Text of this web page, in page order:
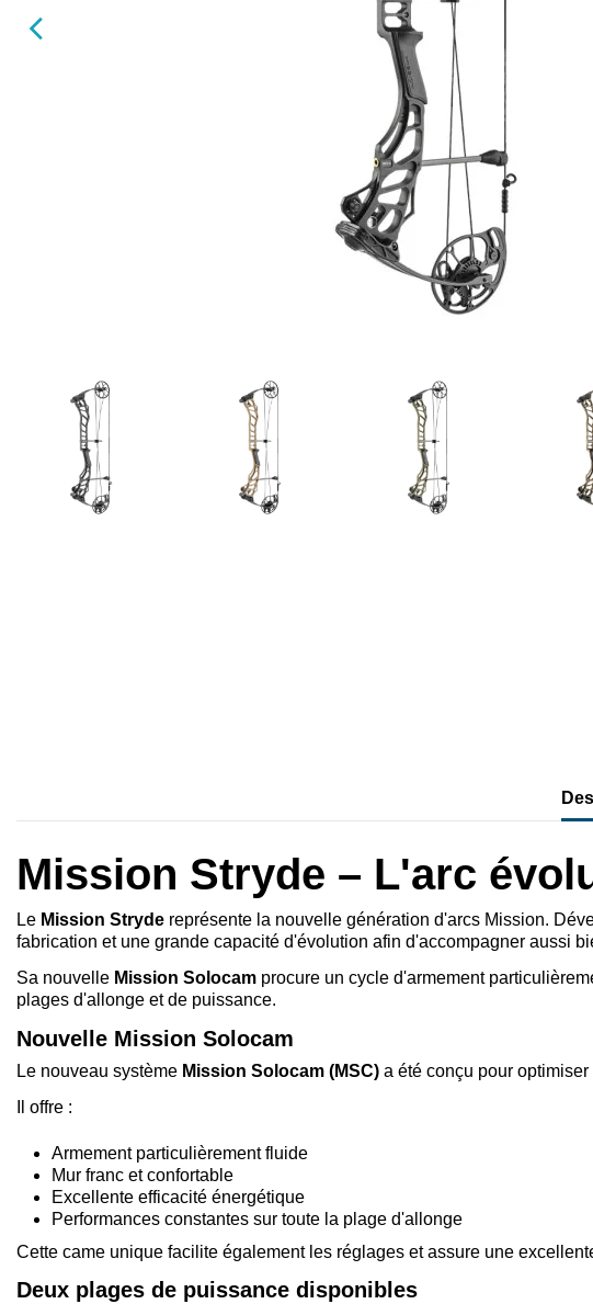
Mission Stryde – L'arc
Le Mission Stryde représente la nouvelle génération d'arcs Mission.
fabrication et une grande capacité d'évolution afin d'accompagner aussi
Sa nouvelle Mission Solocam procure un cycle d'armement
plages d'allonge et de puissance.
Nouvelle Mission Solocam
Le nouveau système Mission Solocam (MSC) a été conçu pour
Il offre :
Armement particulièrement fluide
Mur franc et confortable
Excellente efficacité énergétique
Performances constantes sur toute la plage d'allonge
Cette came unique facilite également les réglages et assure une
Deux plages de puissance disponibles